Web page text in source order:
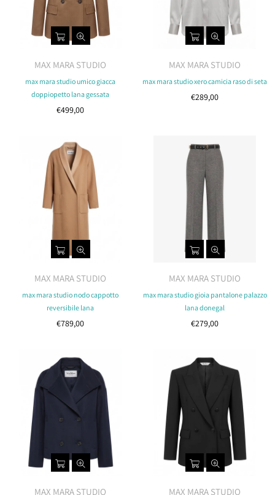
MAX MARA STUDIO
max mara studio umico giacca
doppiopetto lana gessata
Costo
€499,00
MAX MARA STUDIO
max mara studio xero camicia raso di seta
Costo
€289,00
MAX MARA STUDIO
max mara studio nodo cappotto
reversibile lana
Costo
€789,00
MAX MARA STUDIO
max mara studio gioia pantalone palazzo
lana donegal
Costo
€279,00
MAX MARA STUDIO MAX MARA STUDIO